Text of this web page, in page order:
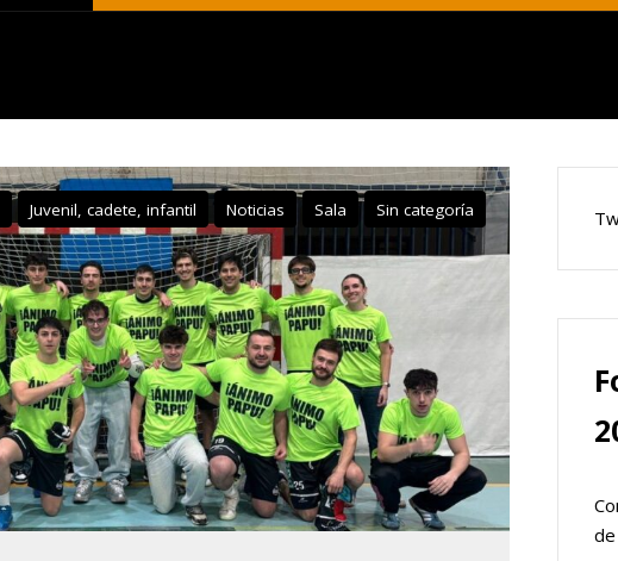
Juvenil, cadete, infantil Noticias Sala Sin categoría